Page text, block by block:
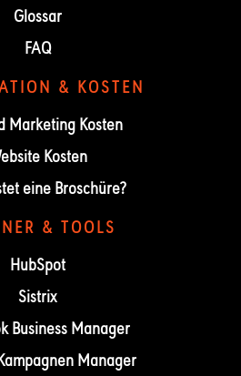
Glossar
FAQ
& KOSTEN
Marketing Kosten
Kosten
eine Broschüre?
& TOOLS
HubSpot
Sistrix
Business Manager
Manager